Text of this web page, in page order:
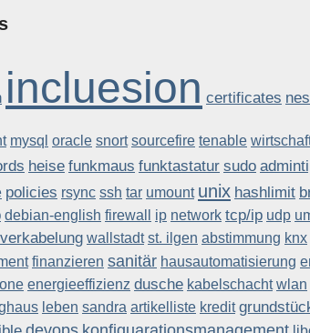
incluesion certificates
mysql oracle snort sourcefire tenable
heise funkmaus funktastatur sudo
policies rsync ssh tar umount unix hashlimit
debian-english firewall ip network tcp/ip udp
verkabelung wallstadt st. ilgen abstimmung knx
finanzieren sanitär hausautomatisierung
energieeffizienz dusche kabelschacht wlan
leben sandra artikelliste kredit